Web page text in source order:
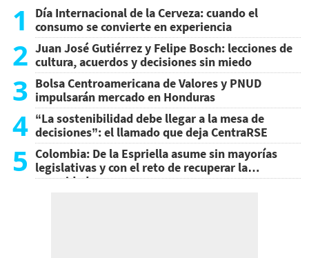
1
Día Internacional de la Cerveza: cuando el
consumo se convierte en experiencia
2 Juan José Gutiérrez y Felipe Bosch: lecciones de
cultura, acuerdos y decisiones sin miedo
3 Bolsa Centroamericana de Valores y PNUD
impulsarán mercado en Honduras
4 “La sostenibilidad debe llegar a la mesa de
decisiones”: el llamado que deja CentraRSE
5 Colombia: De la Espriella asume sin mayorías
legislativas y con el reto de recuperar la
seguridad